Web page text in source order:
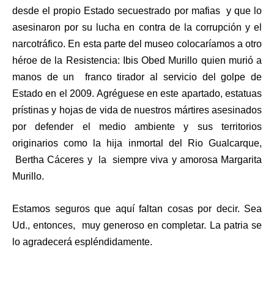
desde el propio Estado secuestrado por mafias y que lo
asesinaron por su lucha en contra de la corrupción y el
narcotráfico. En esta parte del museo colocaríamos a otro
héroe de la Resistencia: Ibis Obed Murillo quien murió a
manos de un franco tirador al servicio del golpe de
Estado en el 2009. Agréguese en este apartado, estatuas
prístinas y hojas de vida de nuestros mártires asesinados
por defender el medio ambiente y sus territorios
originarios como la hija inmortal del Rio Gualcarque,
Bertha Cáceres y la siempre viva y amorosa Margarita
Murillo.
Estamos seguros que aquí faltan cosas por decir. Sea
Ud., entonces, muy generoso en completar. La patria se
lo agradecerá espléndidamente.